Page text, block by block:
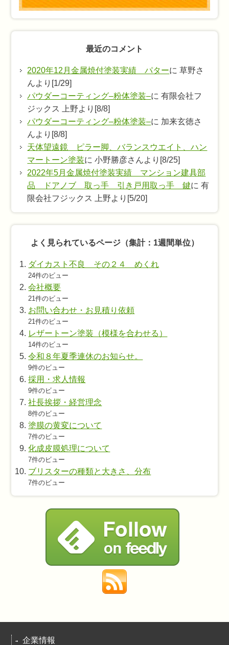
最近のコメント
2020年12月金属焼付塗装実績 パターに 草野さ
んより[1/29]
パウダーコーティング–粉体塗装–に 有限会社フ
ジックス 上野より[8/8]
パウダーコーティング–粉体塗装–に 加来玄徳さ
んより[8/8]
天体望遠鏡 ピラー脚、バランスウエイト、ハン
マートーン塗装に 小野勝彦さんより[8/25]
2022年5月金属焼付塗装実績 マンション建具部
品 ドアノブ 取っ手 引き戸用取っ手 鍵に 有
限会社フジックス 上野より[5/20]
よく見られているページ（集計：1週間単位）
ダイカスト不良 その２４ めくれ
24件のビュー
会社概要
21件のビュー
お問い合わせ・お見積り依頼
21件のビュー
レザートーン塗装（模様を合わせる）
14件のビュー
令和８年夏季連休のお知らせ。
9件のビュー
採用・求人情報
9件のビュー
社長挨拶・経営理念
8件のビュー
塗膜の黄変について
7件のビュー
化成皮膜処理について
7件のビュー
ブリスターの種類と大きさ、分布
7件のビュー
企業情報